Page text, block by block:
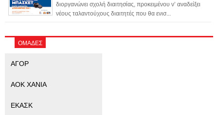
διοργανώνει σχολή διαιτησίας, προκειμένου ν’ αναδείξει
νέους ταλαντούχους διαιτητές που θα ενισ...
ΟΜΑΔΕΣ
ΑΓΟΡ
ΑΟΚ ΧΑΝΙΑ
ΕΚΑΣΚ